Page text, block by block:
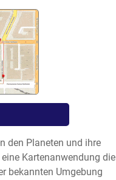
den Planeten und ihre
Kartenanwendung die
bekannten Umgebung